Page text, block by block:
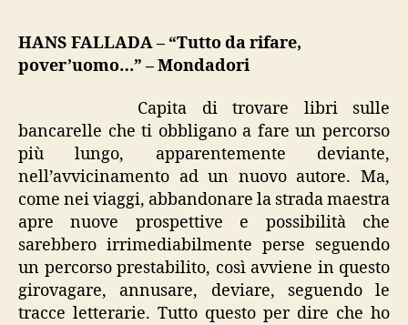
da
rifare,
HANS FALLADA – “Tutto da rifare,
pover’uomo…” – Mondadori
Capita di trovare libri sulle
bancarelle che ti obbligano a fare un percorso
più lungo, apparentemente deviante,
nell’avvicinamento ad un nuovo autore. Ma,
come nei viaggi, abbandonare la strada maestra
apre nuove prospettive e possibilità che
sarebbero irrimediabilmente perse seguendo
un percorso prestabilito, così avviene in questo
girovagare, annusare, deviare, seguendo le
tracce letterarie. Tutto questo per dire che ho